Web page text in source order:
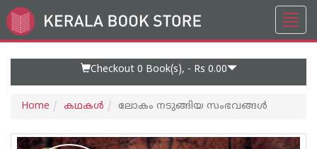
Go
to
Checkout 0 Book(s), - Rs 0.00
Home കഥകള്‍ ലോകം നടുങ്ങിയ സംഭവങ്ങൾ